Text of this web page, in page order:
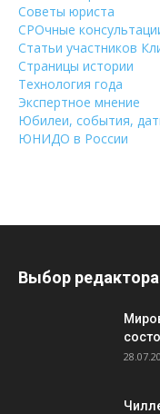
Советы юриста
СРОчные
Статьи участников
Страницы истории
Технология года
Экспертное мнение
Юбилеи, события,
ЮНИДО в России
Выбор редактора